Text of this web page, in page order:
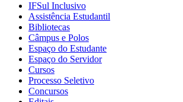
IFSul Inclusivo
Assistência Estudantil
Bibliotecas
Câmpus e Polos
Espaço do Estudante
Espaço do Servidor
Cursos
Processo Seletivo
Concursos